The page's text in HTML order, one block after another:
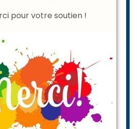
pour votre soutien !